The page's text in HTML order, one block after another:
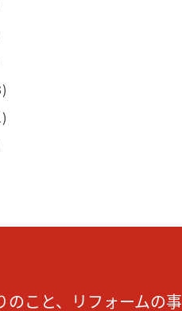
のこと、リフォームの事